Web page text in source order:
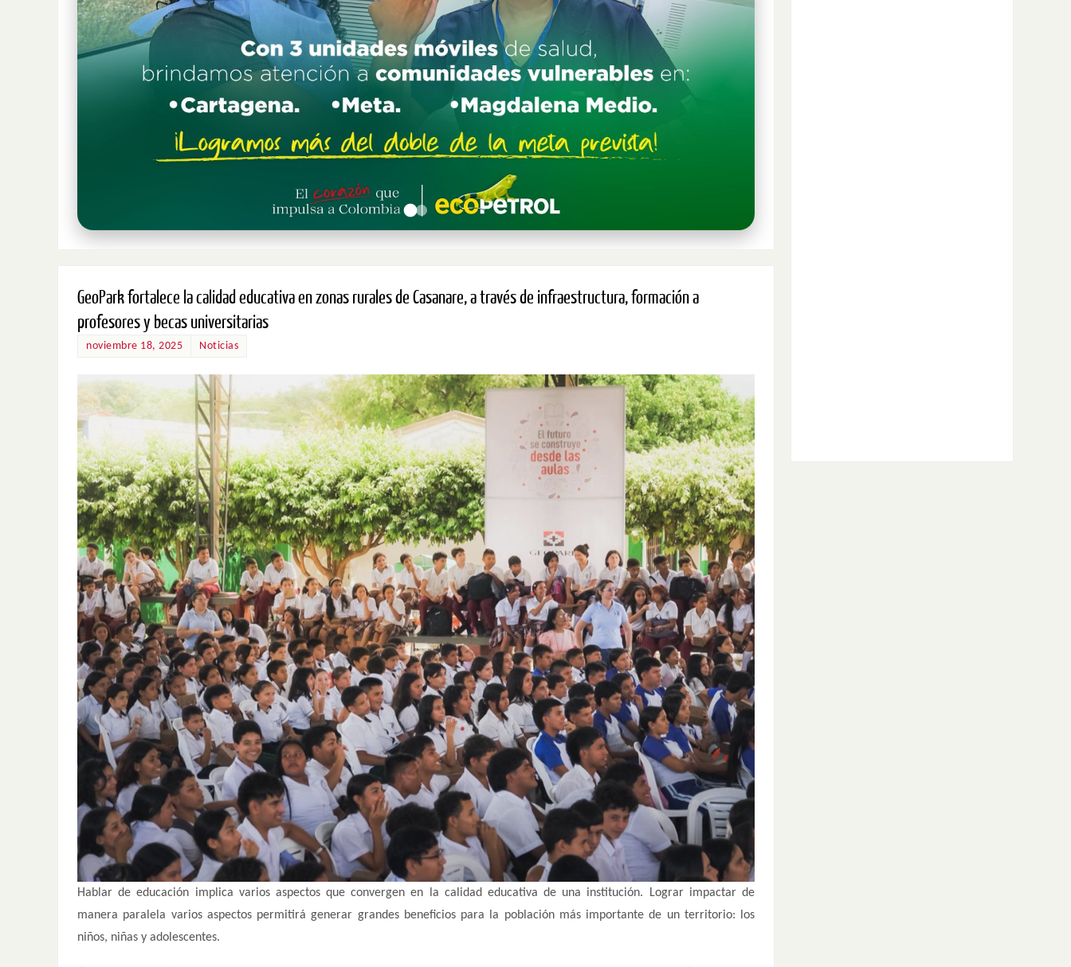
GeoPark fortalece la calidad educativa en zonas rurales de Casanare, a través de infraestructura, formación a
profesores y becas universitarias
noviembre 18, 2025 Noticias
Hablar de educación implica varios aspectos que convergen en la calidad educativa de una institución. Lograr impactar de
manera paralela varios aspectos permitirá generar grandes beneficios para la población más importante de un territorio: los
niños, niñas y adolescentes.